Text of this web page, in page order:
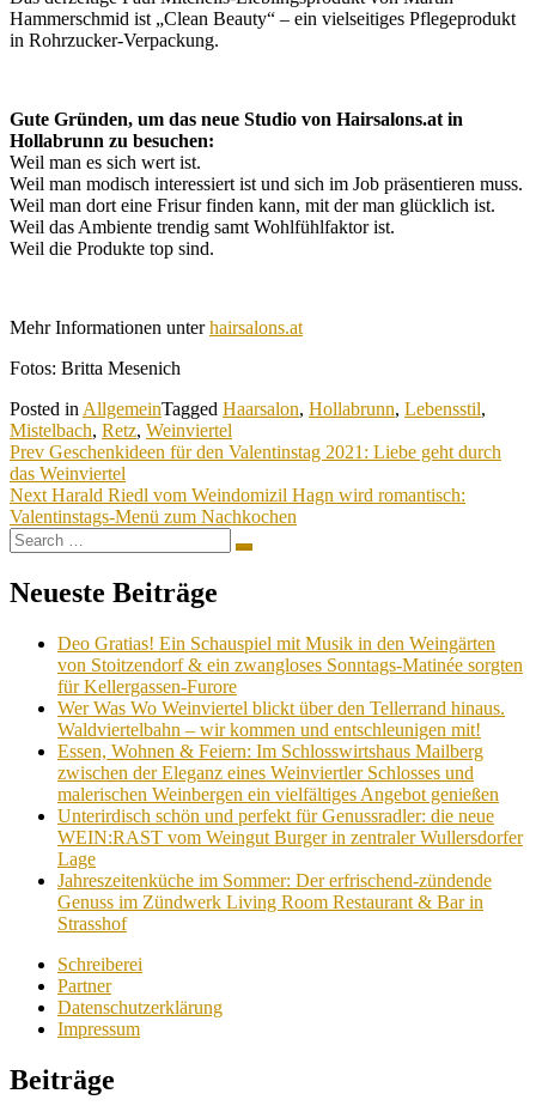
Hammerschmid ist „Clean Beauty“ – ein vielseitiges Pflegeprodukt
in Rohrzucker-Verpackung.
Gute Gründen, um das neue Studio von Hairsalons.at in
Hollabrunn zu besuchen:
Weil man es sich wert ist.
Weil man modisch interessiert ist und sich im Job präsentieren muss.
Weil man dort eine Frisur finden kann, mit der man glücklich ist.
Weil das Ambiente trendig samt Wohlfühlfaktor ist.
Weil die Produkte top sind.
Mehr Informationen unterhairsalons.at
Fotos: Britta Mesenich
Posted in AllgemeinTagged Haarsalon, Hollabrunn, Lebensstil,
Mistelbach, Retz, Weinviertel
Beitragsnavigation
Prev Geschenkideen für den Valentinstag 2021: Liebe geht durch
das Weinviertel
Next Harald Riedl vom Weindomizil Hagn wird romantisch:
Valentinstags-Menü zum Nachkochen
Search
for:
Search
Neueste Beiträge
Deo Gratias! Ein Schauspiel mit Musik in den Weingärten
von Stoitzendorf & ein zwangloses Sonntags-Matinée sorgten
für Kellergassen-Furore
Wer Was Wo Weinviertel blickt über den Tellerrand hinaus.
Waldviertelbahn – wir kommen und entschleunigen mit!
Essen, Wohnen & Feiern: Im Schlosswirtshaus Mailberg
zwischen der Eleganz eines Weinviertler Schlosses und
malerischen Weinbergen ein vielfältiges Angebot genießen
Unterirdisch schön und perfekt für Genussradler: die neue
WEIN:RAST vom Weingut Burger in zentraler Wullersdorfer
Lage
Jahreszeitenküche im Sommer: Der erfrischend-zündende
Genuss im Zündwerk Living Room Restaurant & Bar in
Strasshof
Schreiberei
Partner
Datenschutzerklärung
Impressum
Beiträge